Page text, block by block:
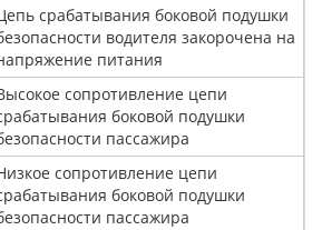
срабатывания боковой подушки
водителя закорочена на
питания
сопротивление цепи
боковой подушки
пассажира
сопротивление цепи
боковой подушки
пассажира